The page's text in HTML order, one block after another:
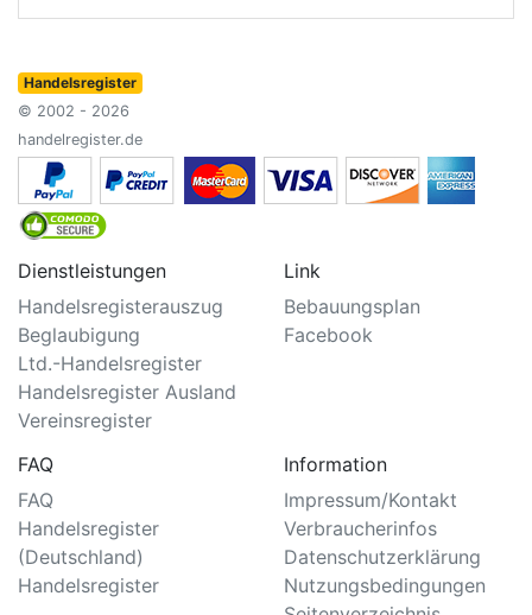
Handelsregister
© 2002 - 2026
handelregister.de
Dienstleistungen
Handelsregisterauszug
Beglaubigung
Ltd.-Handelsregister
Handelsregister Ausland
Vereinsregister
Link
Bebauungsplan
Facebook
FAQ
FAQ
Handelsregister
(Deutschland)
Handelsregister
Information
Impressum/Kontakt
Verbraucherinfos
Datenschutzerklärung
Nutzungsbedingungen